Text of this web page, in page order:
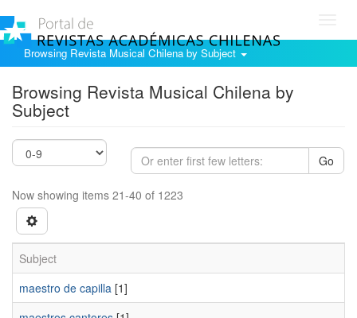
Browsing Revista Musical Chilena by Subject
Browsing Revista Musical Chilena by
Subject
Go
Now showing items 21-40 of 1223
Subject
maestro de capilla [1]